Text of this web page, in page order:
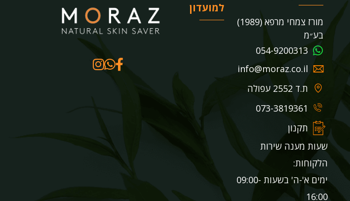
מורז צמחי מרפא (1989)
בע״מ
054-9200313
info@moraz.co.il
ת.ד 2552 עפולה
073-3819361
תקנון
שעות מענה שירות
הלקוחות:
ימים א'-ה' בשעות 09:00-
16:00
למועדון